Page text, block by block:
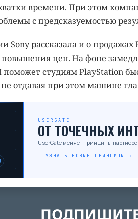
времени. При этом
с предсказуемостью
Sony рассказала и о продажах
повышения цен. На фоне
студиям PlayStation
не отдавая при этом машине
USERGATE
ОТ ТОЧЕЧНЫХ
UserGate меняет принципы
УЗНАТЬ НОВЫЕ ПРИНЦИПЫ →